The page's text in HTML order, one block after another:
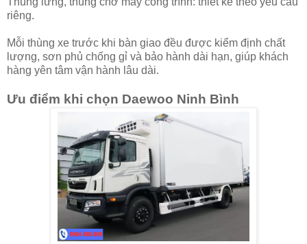
riêng.
Mỗi thùng xe trước khi bàn giao đều được kiểm định chất
lượng, sơn phủ chống gỉ và bảo hành dài hạn, giúp khách
hàng yên tâm vận hành lâu dài.
Ưu điểm khi chọn Daewoo Ninh Bình